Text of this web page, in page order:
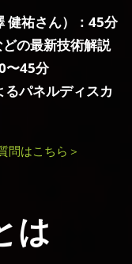
健祐さん）：45分
の最新技術解説
〜45分
るパネルディスカ
問はこちら＞
は